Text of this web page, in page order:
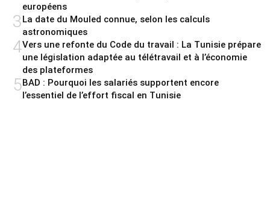
européens
3La date du Mouled connue, selon les calculs
astronomiques
4Vers une refonte du Code du travail : La Tunisie prépare
une législation adaptée au télétravail et à l’économie
des plateformes
5BAD : Pourquoi les salariés supportent encore
l’essentiel de l’effort fiscal en Tunisie